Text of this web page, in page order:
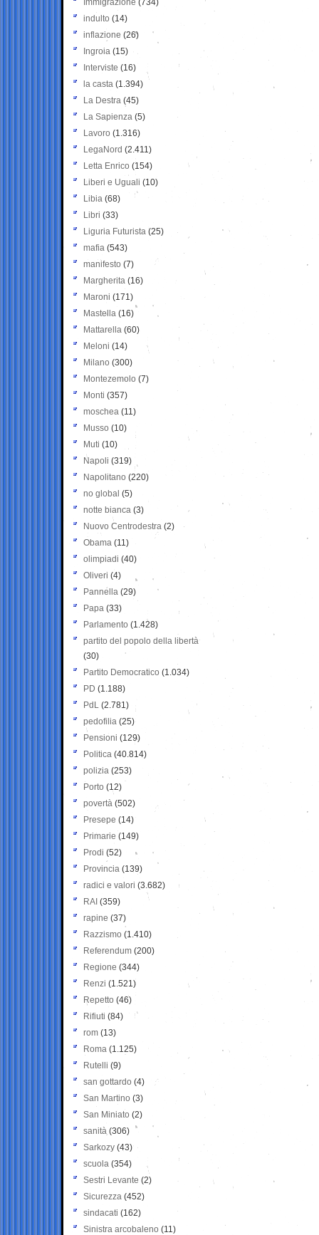
Immigrazione (734)
indulto (14)
inflazione (26)
Ingroia (15)
Interviste (16)
la casta (1.394)
La Destra (45)
La Sapienza (5)
Lavoro (1.316)
LegaNord (2.411)
Letta Enrico (154)
Liberi e Uguali (10)
Libia (68)
Libri (33)
Liguria Futurista (25)
mafia (543)
manifesto (7)
Margherita (16)
Maroni (171)
Mastella (16)
Mattarella (60)
Meloni (14)
Milano (300)
Montezemolo (7)
Monti (357)
moschea (11)
Musso (10)
Muti (10)
Napoli (319)
Napolitano (220)
no global (5)
notte bianca (3)
Nuovo Centrodestra (2)
Obama (11)
olimpiadi (40)
Oliveri (4)
Pannella (29)
Papa (33)
Parlamento (1.428)
partito del popolo della libertà
(30)
Partito Democratico (1.034)
PD (1.188)
PdL (2.781)
pedofilia (25)
Pensioni (129)
Politica (40.814)
polizia (253)
Porto (12)
povertà (502)
Presepe (14)
Primarie (149)
Prodi (52)
Provincia (139)
radici e valori (3.682)
RAI (359)
rapine (37)
Razzismo (1.410)
Referendum (200)
Regione (344)
Renzi (1.521)
Repetto (46)
Rifiuti (84)
rom (13)
Roma (1.125)
Rutelli (9)
san gottardo (4)
San Martino (3)
San Miniato (2)
sanità (306)
Sarkozy (43)
scuola (354)
Sestri Levante (2)
Sicurezza (452)
sindacati (162)
Sinistra arcobaleno (11)